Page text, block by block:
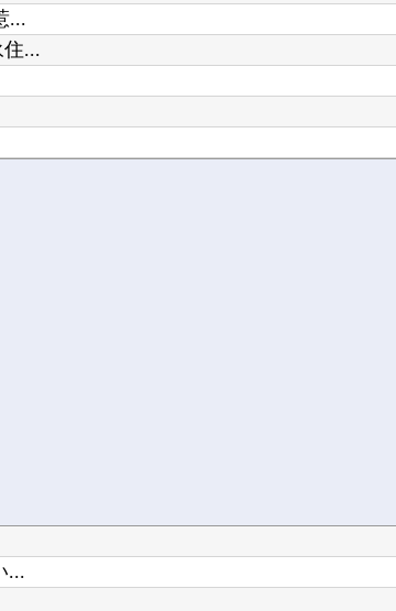
...
...
...